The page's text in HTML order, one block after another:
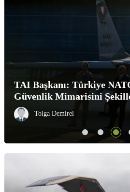
Anduril Thunder: 5.
Döner Kanatlı Savaş Aracı
Murat Yılmaz